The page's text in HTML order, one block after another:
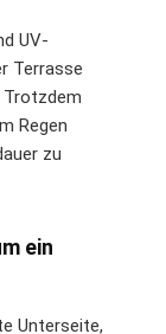
UV-
Terrasse
Trotzdem
Regen
zu
ein
Unterseite,